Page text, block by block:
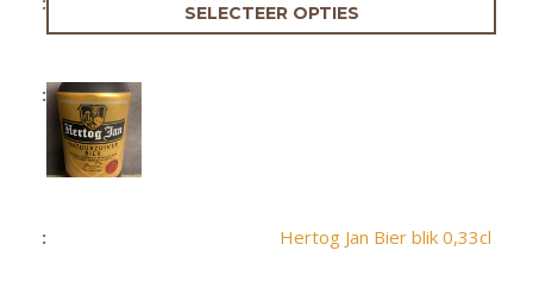
SELECTEER OPTIES
Hertog Jan Bier blik 0,33cl